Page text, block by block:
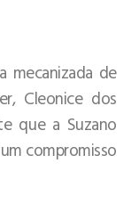
mecanizada de
Cleonice dos
que a Suzano
compromisso